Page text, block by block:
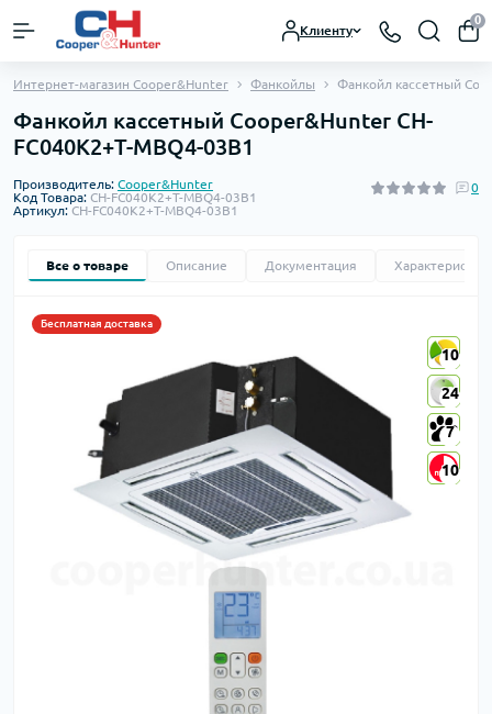
Клиенту
0
Интернет-магазин Cooper&Hunter Фанкойлы Фанкойл кассетный
Фанкойл кассетный Cooper&Hunter CH-
FC040K2+T-MBQ4-03B1
Производитель: Cooper&Hunter
Код Товара: CH-FC040K2+T-MBQ4-03B1
Артикул: CH-FC040K2+T-MBQ4-03B1
0
Все о товаре Описание Документация
Бесплатная доставка
10
24
7
10
10
24
7
10